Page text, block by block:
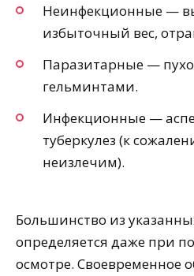
Неинфекционные —
избыточный вес,
Паразитарные —
гельминтами.
Инфекционные —
туберкулез (к
неизлечим).
Большинство из
определяется даже при
осмотре. Своевременное